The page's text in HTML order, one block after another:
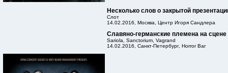
Несколько слов о закрытой
Слот
14.02.2016, Москва, Центр Игоря Сандлера
Cлавяно-германские племена на
Sariola, Sanctorium, Vagrand
14.02.2016, Санкт-Петербург, Horror Bar